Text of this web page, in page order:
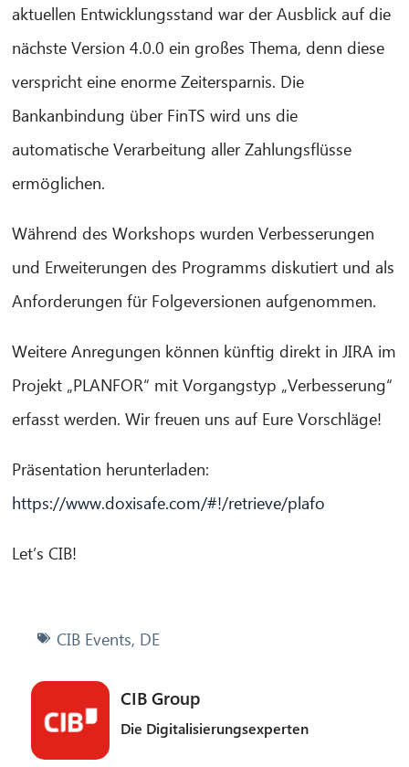
aktuellen Entwicklungsstand war der Ausblick auf die
nächste Version 4.0.0 ein großes Thema, denn diese
verspricht eine enorme Zeitersparnis. Die
Bankanbindung über FinTS wird uns die
automatische Verarbeitung aller Zahlungsflüsse
ermöglichen.
Während des Workshops wurden Verbesserungen
und Erweiterungen des Programms diskutiert und als
Anforderungen für Folgeversionen aufgenommen.
Weitere Anregungen können künftig direkt in JIRA im
Projekt „PLANFOR“ mit Vorgangstyp „Verbesserung“
erfasst werden. Wir freuen uns auf Eure Vorschläge!
Präsentation herunterladen:
https://www.doxisafe.com/#!/retrieve/plafo
Let’s CIB!
CIB Events, DE
CIB Group
Die Digitalisierungsexperten